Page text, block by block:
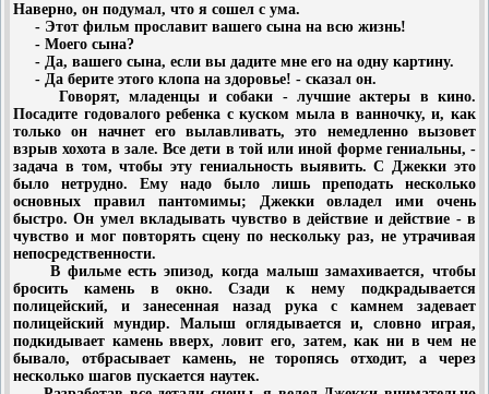
Наверно, он подумал, что я сошел с ума.
- Этот фильм прославит вашего сына на всю жизнь!
- Моего сына?
- Да, вашего сына, если вы дадите мне его на одну картину.
- Да берите этого клопа на здоровье! - сказал он.
Говорят, младенцы и собаки - лучшие актеры в кино.
Посадите годовалого ребенка с куском мыла в ванночку, и, как
только он начнет его вылавливать, это немедленно вызовет
взрыв хохота в зале. Все дети в той или иной форме гениальны, -
задача в том, чтобы эту гениальность выявить. С Джекки это
было нетрудно. Ему надо было лишь преподать несколько
основных правил пантомимы; Джекки овладел ими очень
быстро. Он умел вкладывать чувство в действие и действие - в
чувство и мог повторять сцену по нескольку раз, не утрачивая
непосредственности.
В фильме есть эпизод, когда малыш замахивается, чтобы
бросить камень в окно. Сзади к нему подкрадывается
полицейский, и занесенная назад рука с камнем задевает
полицейский мундир. Малыш оглядывается и, словно играя,
подкидывает камень вверх, ловит его, затем, как ни в чем не
бывало, отбрасывает камень, не торопясь отходит, а через
несколько шагов пускается наутек.